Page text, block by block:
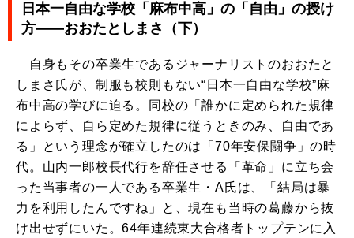
日本一自由な学校「麻布中高」の「自由」の授け
方――おおたとしまさ（下）
自身もその卒業生であるジャーナリストのおおたと
しまさ氏が、制服も校則もない“日本一自由な学校”麻
布中高の学びに迫る。同校の「誰かに定められた規律
によらず、自ら定めた規律に従うときのみ、自由であ
る」という理念が確立したのは「70年安保闘争」の時
代。山内一郎校長代行を辞任させる「革命」に立ち会
った当事者の一人である卒業生・A氏は、「結局は暴
力を利用したんですね」と、現在も当時の葛藤から抜
け出せずにいた。64年連続東大合格者トップテンに入